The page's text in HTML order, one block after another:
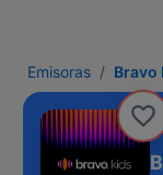
Emisoras Bravo